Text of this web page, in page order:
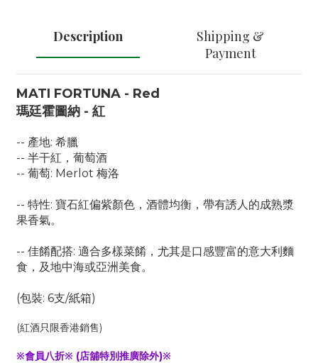
Description
Shipping &
Payment
MATI FORTUNA - Red
瑪廷霍圖納 - 紅
-- 產地: 希臘
-- 半干紅，葡萄酒
-- 葡萄: Merlot 梅洛
-- 特性: 寶石紅偏紫顏色，酒體均衡，帶有誘人的成熟漿
果香氣。
-- 佳餚配搭: 適合多樣菜餚，尤其是口感豐富的意大利麵
食，及地中海或亞洲美食。
(包裝: 6支/紙箱)
(紅酒只限香港銷售)
※會員八折※ (店舖特別推廣除外)※